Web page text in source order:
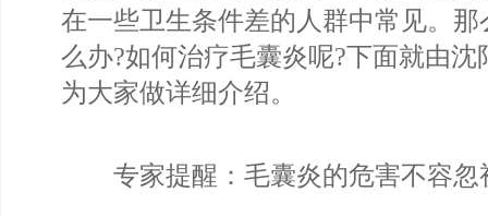
在一些卫生条件差的人群中常见。
么办?如何治疗毛囊炎呢?下面就由
为大家做详细介绍。
专家提醒：毛囊炎的危害不容忽